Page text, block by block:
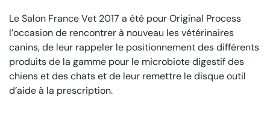
Le Salon France Vet 2017 a été pour Original Process
l’occasion de rencontrer à nouveau les vétérinaires
canins, de leur rappeler le positionnement des différents
produits de la gamme pour le microbiote digestif des
chiens et des chats et de leur remettre le disque outil
d’aide à la prescription.